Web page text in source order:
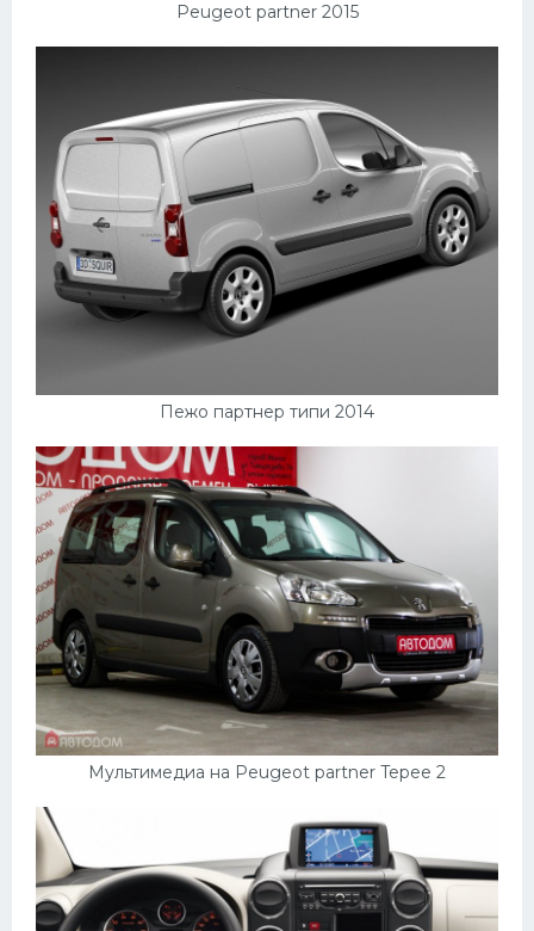
Peugeot partner 2015
Пежо партнер типи 2014
Мультимедиа на Peugeot partner Tepee 2